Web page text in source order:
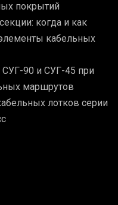
покрытий
когда и как
кабельных
90 и СУГ-45 при
маршрутов
лотков серии